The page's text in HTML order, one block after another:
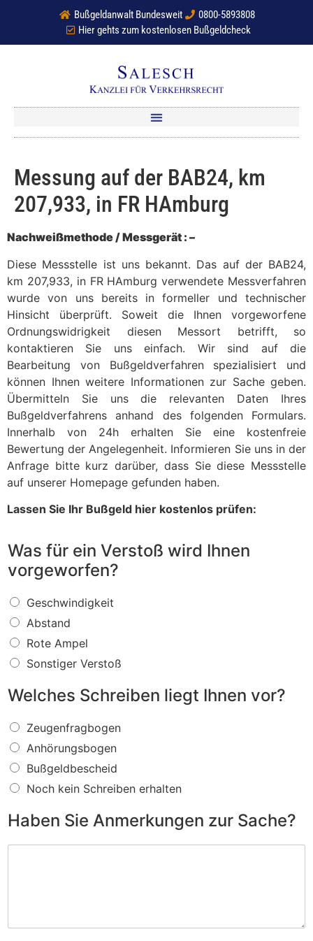
Bußgeldanwalt Bundesweit
0800-5893808
Hier gehts zum kostenlosen Bußgeldcheck
Messung auf der BAB24, km
207,933, in FR HAmburg
Nachweißmethode / Messgerät : –
Diese Messstelle ist uns bekannt. Das auf der BAB24,
km 207,933, in FR HAmburg verwendete Messverfahren
wurde von uns bereits in formeller und technischer
Hinsicht überprüft. Soweit die Ihnen vorgeworfene
Ordnungswidrigkeit diesen Messort betrifft, so
kontaktieren Sie uns einfach. Wir sind auf die
Bearbeitung von Bußgeldverfahren spezialisiert und
können Ihnen weitere Informationen zur Sache geben.
Übermitteln Sie uns die relevanten Daten Ihres
Bußgeldverfahrens anhand des folgenden Formulars.
Innerhalb von 24h erhalten Sie eine kostenfreie
Bewertung der Angelegenheit. Informieren Sie uns in der
Anfrage bitte kurz darüber, dass Sie diese Messstelle
auf unserer Homepage gefunden haben.
Lassen Sie Ihr Bußgeld hier kostenlos prüfen:
Was für ein Verstoß wird Ihnen
vorgeworfen?
W
a
s
f
ü
r
i
V
e
r
s
t
o
ß
w
Geschwindigkeit
Abstand
Rote Ampel
Sonstiger Verstoß
Welches Schreiben liegt Ihnen vor?
W
e
c
h
e
S
Zeugenfragbogen
Anhörungsbogen
Bußgeldbescheid
Noch kein Schreiben erhalten
Haben Sie Anmerkungen zur Sache?